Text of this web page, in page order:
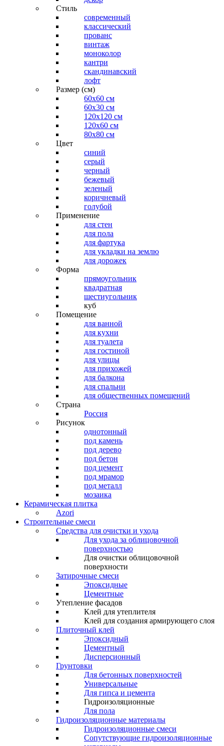
Стиль
современный
классический
прованс
винтаж
моноколор
кантри
скандинавский
лофт
Размер (см)
60х60 см
60x30 см
120x120 см
120x60 см
80x80 см
Цвет
синий
серый
черный
бежевый
зеленый
коричневый
голубой
Применение
для стен
для пола
для фартука
для укладки на землю
для дорожек
Форма
прямоугольник
квадратная
шестиугольник
куб
Помещение
для ванной
для кухни
для туалета
для гостиной
для улицы
для прихожей
для балкона
для спальни
для общественных помещений
Страна
Россия
Рисунок
однотонный
под камень
под дерево
под бетон
под цемент
под мрамор
под металл
мозаика
Керамическая плитка
Azori
Строительные смеси
Средства для очистки и ухода
Для ухода за облицовочной
поверхностью
Для очистки облицовочной
поверхности
Затирочные смеси
Эпоксидные
Цементные
Утепление фасадов
Клей для утеплителя
Клей для создания армирующего слоя
Плиточный клей
Эпоксидный
Цементный
Дисперсионный
Грунтовки
Для бетонных поверхностей
Универсальные
Для гипса и цемента
Гидроизоляционные
Для пола
Гидроизоляционные материалы
Гидроизоляционные смеси
Сопутствующие гидроизоляционные